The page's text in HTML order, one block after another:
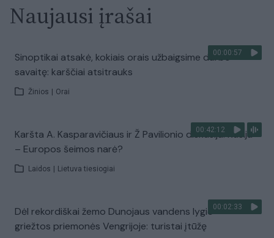
Naujausi įrašai
00:00:57
Sinoptikai atsakė, kokiais orais užbaigsime darbo
savaitę: karščiai atsitrauks
Žinios Orai
00:42:12
Karšta A. Kasparavičiaus ir Ž Pavilionio diskusija: Rusija
– Europos šeimos narė?
Laidos Lietuva tiesiogiai
00:02:33
Dėl rekordiškai žemo Dunojaus vandens lygio –
griežtos priemonės Vengrijoje: turistai įtūžę